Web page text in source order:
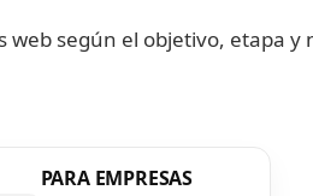
según el objetivo, etapa y
PARA EMPRESAS